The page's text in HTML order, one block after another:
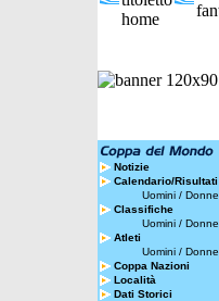
Notizie
Calendario/Risultati
Uomini / Donne
Classifiche
Uomini / Donne
Atleti
Uomini / Donne
Coppa Nazioni
Località
Dati Storici